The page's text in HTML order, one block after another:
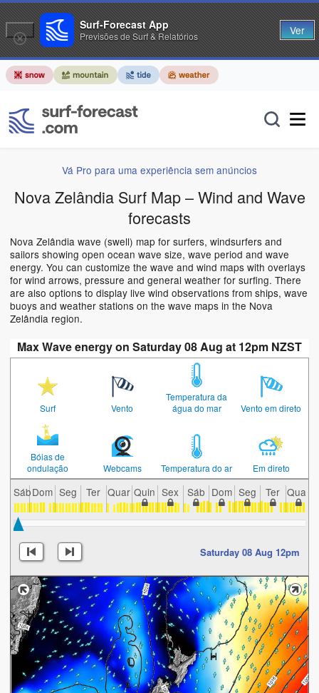
Vá Pro para uma experiência sem anúncios
Nova Zelândia Surf Map – Wind and Wave
forecasts
Nova Zelândia wave (swell) map for surfers, windsurfers and
sailors showing open ocean wave size, wave period and wave
energy. You can customize the wave and wind maps with overlays
for wind arrows, pressure and general weather for surfing. There
are also options to display live wind observations from ships, wave
buoys and weather stations on the wave maps in the Nova
Zelândia region.
Max Wave energy on Saturday 08 Aug at 12pm NZST
Surf Vento
Temperatura da
água do mar
Vento em direto
Bóias de
ondulação
Webcams Temperatura do ar Em direto
SábDom Seg Ter Quar Quin Sex Sáb Dom Seg Ter Quar
Saturday 08 Aug 12pm
Surf-Forecast App
Previsões de Surf & Relatórios Ver